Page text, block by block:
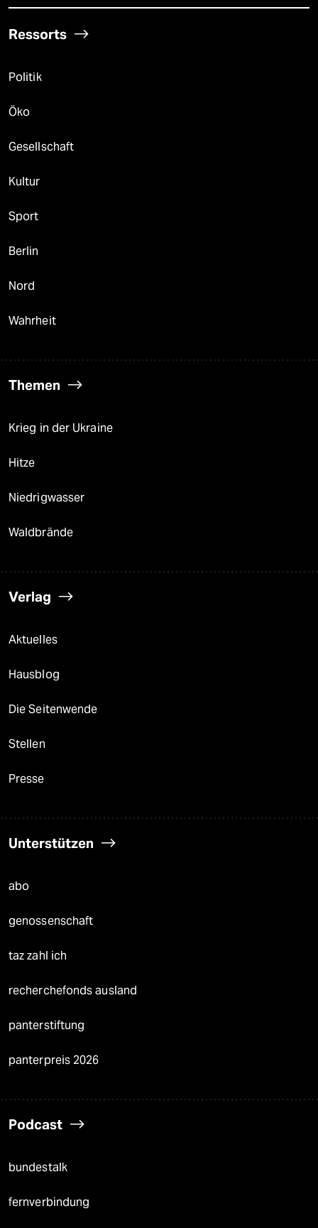
Ressorts
Politik
Öko
Gesellschaft
Kultur
Sport
Berlin
Nord
Wahrheit
Themen
Krieg in der Ukraine
Hitze
Niedrigwasser
Waldbrände
Verlag
Aktuelles
Hausblog
Die Seitenwende
Stellen
Presse
Unterstützen
abo
genossenschaft
taz zahl ich
recherchefonds ausland
panterstiftung
panterpreis 2026
Podcast
bundestalk
fernverbindung